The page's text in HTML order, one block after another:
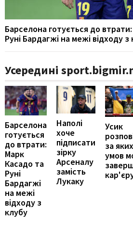
Барселона готується до
Руні Бардагжі на межі відходу з
Усередині
Барселона
готується
до втрати:
Марк
Касадо та
Руні
Бардагжі
на межі
відходу з
клубу
Наполі
хоче
підписати
зірку
Арсеналу
замість
Лукаку
Усик
за яких
умов